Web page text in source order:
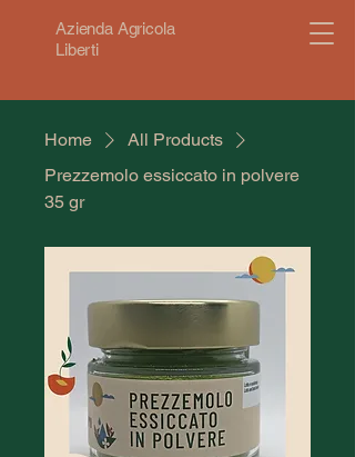
Azienda Agricola
Liberti
Home
All Products
Prezzemolo essiccato in polvere
35 gr